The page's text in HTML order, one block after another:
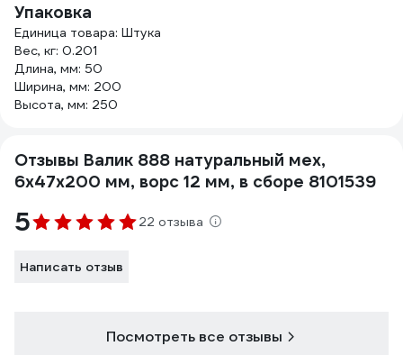
Упаковка
Единица товара: Штука
Вес, кг: 0.201
Длина, мм: 50
Ширина, мм: 200
Высота, мм: 250
Отзывы Валик 888 натуральный мех,
6x47x200 мм, ворс 12 мм, в сборе 8101539
5 22 отзыва
Написать отзыв
Посмотреть все отзывы